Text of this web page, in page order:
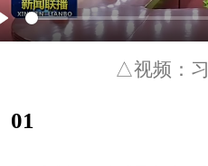
P
△视频：
01